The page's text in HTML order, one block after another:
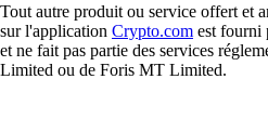
Tout autre produit ou service offert et
sur l'application Crypto.com est fourni
et ne fait pas partie des services
Limited ou de Foris MT Limited.